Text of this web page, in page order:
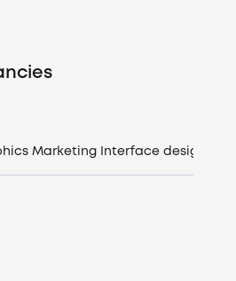
generator
ENMarketing Interface design